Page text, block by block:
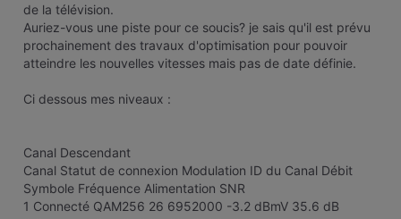
de la télévision.
Auriez-vous une piste pour ce soucis? je sais qu'il est prévu
prochainement des travaux d'optimisation pour pouvoir
atteindre les nouvelles vitesses mais pas de date définie.
Ci dessous mes niveaux :
Canal Descendant
Canal Statut de connexion Modulation ID du Canal Débit
Symbole Fréquence Alimentation SNR
1 Connecté QAM256 26 6952000 -3.2 dBmV 35.6 dB